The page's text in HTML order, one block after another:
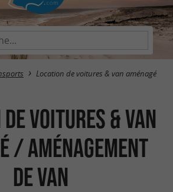
Location de voitures & van aménagé
voitures & van
/ Aménagement
de van